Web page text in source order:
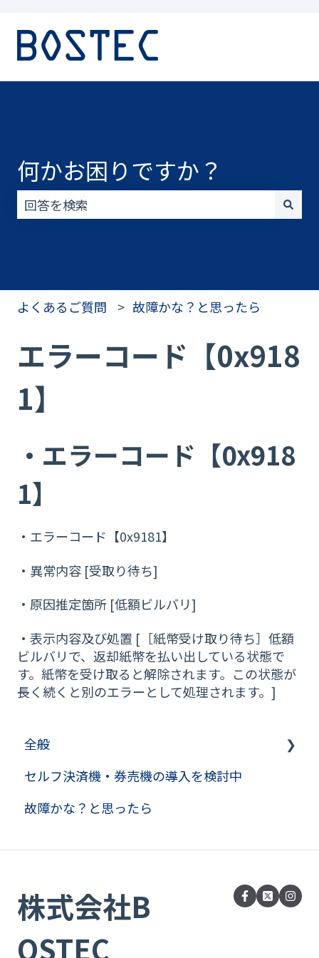
何かお困りですか？
よくあるご質問 故障かな？と思ったら
エラーコード【0x918
1】
・エラーコード【0x918
1】
・エラーコード【0x9181】
・異常内容 [受取り待ち]
・原因推定箇所 [低額ビルバリ]
・表示内容及び処置 [［紙幣受け取り待ち］低額
ビルバリで、返却紙幣を払い出している状態で
す。紙幣を受け取ると解除されます。この状態が
長く続くと別のエラーとして処理されます。]
全般
券売機コラム
セルフ決済機・券売機の導入を検討中
故障かな？と思ったら
株式会社B
OSTEC